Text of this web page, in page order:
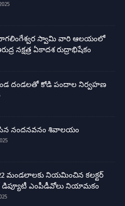
నాగలింగేశ్వర స్వామి వారి ఆలయంలో
నక్షత్ర ఏకాదశ రుద్రాభిషేకం
దండలతో కోడి పందాల నిర్వహణ
నందనవనం శివాలయం
మండలాలకు నియమించిన కలక్టర్
ఎంపీడీవోలు నియామకం